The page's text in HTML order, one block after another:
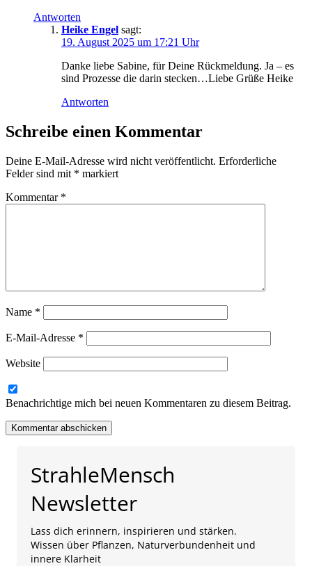
Antworten
Heike Engel sagt:
19. August 2025 um 17:21 Uhr
Dan­ke lie­be Sabi­ne, für Dei­ne Rück­mel­dung. Ja – es
sind Pro­zes­se die dar­in stecken…Liebe Grü­ße Heike
Antworten
Schreibe einen Kommentar
Deine E-Mail-Adresse wird nicht veröffentlicht. Erforderliche
Felder sind mit * markiert
Kommentar *
Name *
E-Mail-Adresse *
Website
Benachrichtige mich bei neuen Kommentaren zu diesem Beitrag.
StrahleMensch
Newsletter
Lass dich erinnern, inspirieren und stärken.
Wissen über Pflanzen, Naturverbundenheit und
innere Klarheit